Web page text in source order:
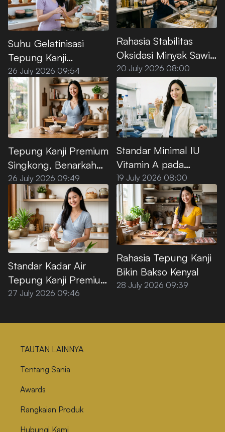
Suhu Gelatinisasi
Tepung Kanji
Premium, Ini Titik
Optimalnya
26 July 2026 09:54
Rahasia Stabilitas
Oksidasi Minyak Sawit
Premium untuk Deep
Frying
20 July 2026 08:00
Tepung Kanji Premium
Singkong, Benarkah
100% Bebas Gluten?
26 July 2026 09:49
Standar Minimal IU
Vitamin A pada
Minyak Goreng Sawit
Premium
19 July 2026 08:00
Standar Kadar Air
Tepung Kanji Premium
agar Tidak
27 July 2026 09:46
Rahasia Tepung Kanji
Bikin Bakso Kenyal
28 July 2026 09:39
TAUTAN LAINNYA
Tentang Sania
Awards
Rangkaian Produk
Hubungi Kami